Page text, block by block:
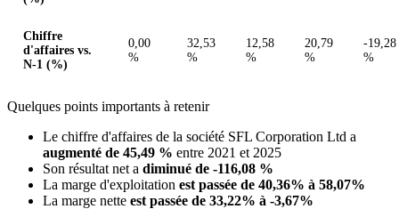
Chiffre
d'affaires vs.
N-1 (%)
0,00
%
32,53
%
12,58
%
20,79
%
-19,28
%
Quelques points importants à retenir
Le chiffre d'affaires de la société SFL Corporation Ltd a
augmenté de 45,49 % entre 2021 et 2025
Son résultat net a diminué de -116,08 %
La marge d'exploitation est passée de 40,36% à 58,07%
La marge nette est passée de 33,22% à -3,67%